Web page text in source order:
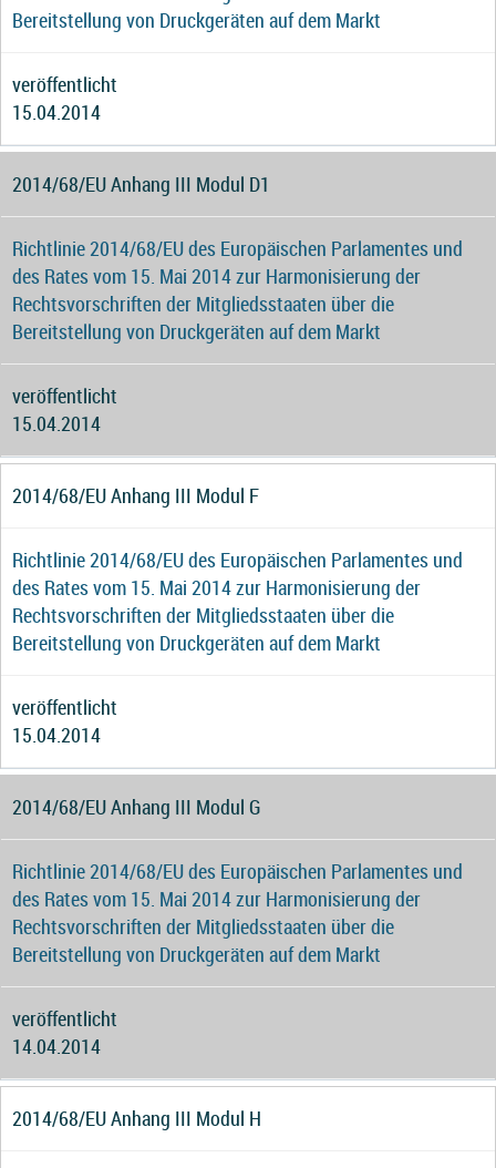
Bereitstellung von Druckgeräten auf dem Markt
veröffentlicht
15.04.2014
2014/68/EU Anhang III Modul D1
Richtlinie 2014/68/EU des Europäischen Parlamentes und
des Rates vom 15. Mai 2014 zur Harmonisierung der
Rechtsvorschriften der Mitgliedsstaaten über die
Bereitstellung von Druckgeräten auf dem Markt
veröffentlicht
15.04.2014
2014/68/EU Anhang III Modul F
Richtlinie 2014/68/EU des Europäischen Parlamentes und
des Rates vom 15. Mai 2014 zur Harmonisierung der
Rechtsvorschriften der Mitgliedsstaaten über die
Bereitstellung von Druckgeräten auf dem Markt
veröffentlicht
15.04.2014
2014/68/EU Anhang III Modul G
Richtlinie 2014/68/EU des Europäischen Parlamentes und
des Rates vom 15. Mai 2014 zur Harmonisierung der
Rechtsvorschriften der Mitgliedsstaaten über die
Bereitstellung von Druckgeräten auf dem Markt
veröffentlicht
14.04.2014
2014/68/EU Anhang III Modul H